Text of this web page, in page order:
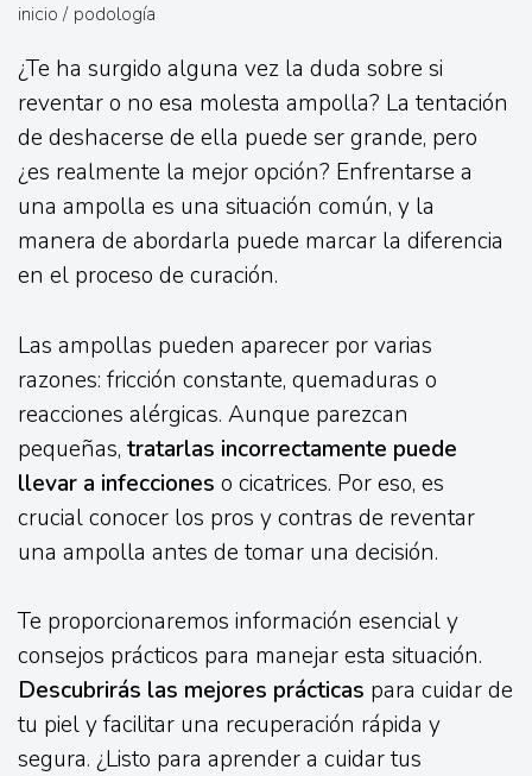
inicio / podología
¿Te ha surgido alguna vez la duda sobre si
reventar o no esa molesta ampolla? La tentación
de deshacerse de ella puede ser grande, pero
¿es realmente la mejor opción? Enfrentarse a
una ampolla es una situación común, y la
manera de abordarla puede marcar la diferencia
en el proceso de curación.
Las ampollas pueden aparecer por varias
razones: fricción constante, quemaduras o
reacciones alérgicas. Aunque parezcan
pequeñas, tratarlas incorrectamente puede
llevar a infecciones o cicatrices. Por eso, es
crucial conocer los pros y contras de reventar
una ampolla antes de tomar una decisión.
Te proporcionaremos información esencial y
consejos prácticos para manejar esta situación.
Descubrirás las mejores prácticas para cuidar de
tu piel y facilitar una recuperación rápida y
segura. ¿Listo para aprender a cuidar tus